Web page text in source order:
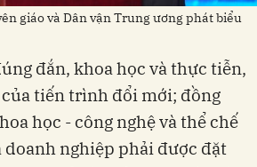
giáo và Dân vận Trung ương phát biểu
đắn, khoa học và thực tiễn,
tiến trình đổi mới; đồng
học - công nghệ và thể chế
nghiệp phải được đặt